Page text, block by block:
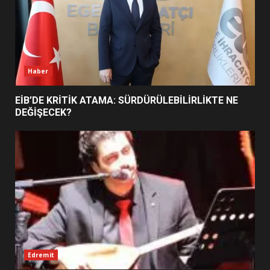
6
BURHANİYE SATRANÇ
TURNUVASI KAYITLARI NEYİ
DEĞİŞTİRİYOR?
BURHANİYE BELEDİYESPOR’DA
YENİ YÖNETİM NASIL
Haber
EİB’DE KRİTİK ATAMA: SÜRDÜRÜLEBİLİRLİKTE NE
DEĞİŞECEK?
Edremit